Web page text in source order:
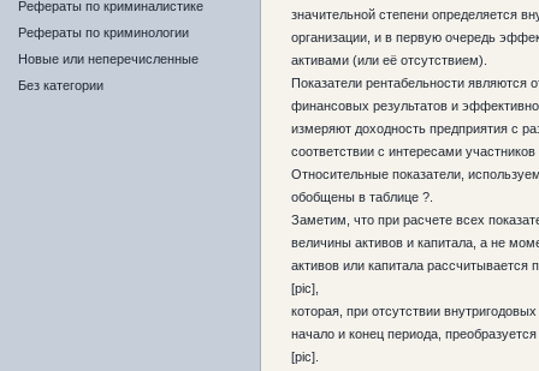
Рефераты по криминалистике
Рефераты по криминологии
Новые или неперечисленные
Без категории
значительной степени определяется
организации, и в первую очередь
активами (или её отсутствием).
Показатели рентабельности являются
финансовых результатов и
измеряют доходность предприятия с
соответствии с интересами
Относительные показатели,
обобщены в таблице ?.
Заметим, что при расчете всех
величины активов и капитала, а не
активов или капитала
[pic],
которая, при отсутствии
начало и конец периода,
[pic].